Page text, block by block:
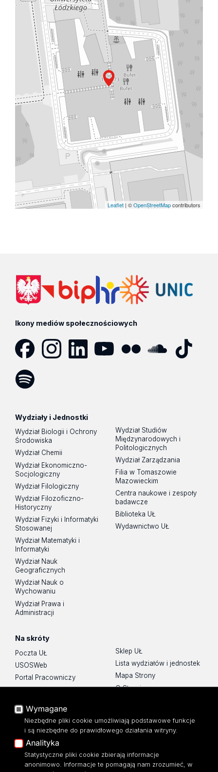
Leaflet| ©OpenStreetMapcontributors
Ikony mediów społecznościowych
Wydziały i Jednostki
Wydział Biologii i Ochrony
Środowiska
Wydział Chemii
Wydział Ekonomiczno-
Socjologiczny
Wydział Filologiczny
Wydział Filozoficzno-
Historyczny
Wydział Fizyki i Informatyki
Stosowanej
Wydział Matematyki i
Informatyki
Wydział Nauk
Geograficznych
Wydział Nauk o
Wychowaniu
Wydział Prawa i
Administracji
Wydział Studiów
Międzynarodowych i
Politologicznych
Wydział Zarządzania
Filia w Tomaszowie
Mazowieckim
Centra naukowe i zespoły
badawcze
Biblioteka UŁ
Wydawnictwo UŁ
Na skróty
Poczta UŁ
USOSWeb
Portal Pracowniczy
Baza Aktów Własnych
Moodle
Eksperci UŁ
Polityka Prywatności
Dostępność
Sklep UŁ
Lista wydziałów i jednostek
Mapa Strony
O Stronie
Wymagane
Niezbędne pliki cookie umożliwiają podstawowe funkcje
i są niezbędne do prawidłowego działania witryny.
Analityka
Statystyczne pliki cookie zbierają informacje
anonimowo. Informacje te pomagają nam zrozumieć, w